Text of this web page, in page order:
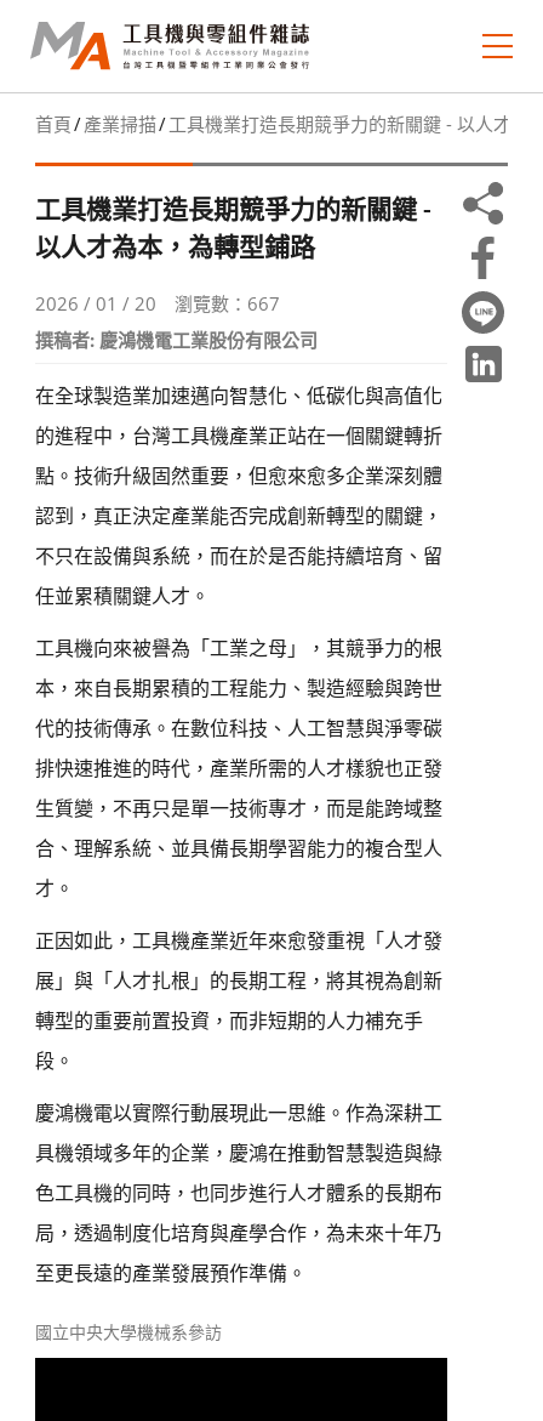
歷期電子報
期刊典藏
MA 焦點
市場瞭望
技術趨勢
產業掃描
產業行事曆
展覽行事曆
聯絡我們
聯絡表單
廣告刊登
首頁 產業掃描 工具機業打造長期競爭力的新關鍵 - 以人才為
工具機業打造長期競爭力的新關鍵 -
以人才為本，為轉型鋪路
2026 / 01 / 20
瀏覽數：667
撰稿者: 慶鴻機電工業股份有限公司
在全球製造業加速邁向智慧化、低碳化與高值化
的進程中，台灣工具機產業正站在一個關鍵轉折
點。技術升級固然重要，但愈來愈多企業深刻體
認到，真正決定產業能否完成創新轉型的關鍵，
不只在設備與系統，而在於是否能持續培育、留
任並累積關鍵人才。
工具機向來被譽為「工業之母」，其競爭力的根
本，來自長期累積的工程能力、製造經驗與跨世
代的技術傳承。在數位科技、人工智慧與淨零碳
排快速推進的時代，產業所需的人才樣貌也正發
生質變，不再只是單一技術專才，而是能跨域整
合、理解系統、並具備長期學習能力的複合型人
才。
正因如此，工具機產業近年來愈發重視「人才發
展」與「人才扎根」的長期工程，將其視為創新
轉型的重要前置投資，而非短期的人力補充手
段。
慶鴻機電以實際行動展現此一思維。作為深耕工
具機領域多年的企業，慶鴻在推動智慧製造與綠
色工具機的同時，也同步進行人才體系的長期布
局，透過制度化培育與產學合作，為未來十年乃
至更長遠的產業發展預作準備。
國立中央大學機械系參訪